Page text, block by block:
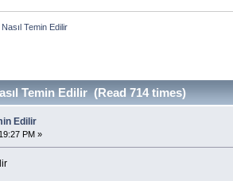
Temin Edilir
Temin Edilir (Read 714 times)
Edilir
PM »